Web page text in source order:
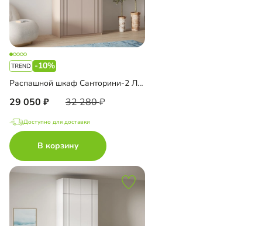
-10%
Распашной шкаф Санторини-2 Лайф
29 050 32 280
Доступно для доставки
В корзину